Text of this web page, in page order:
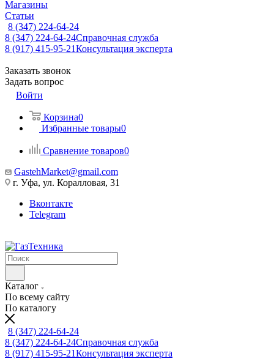
Магазины
Статьи
8 (347) 224-64-24
8 (347) 224-64-24Справочная служба
8 (917) 415-95-21Консультация эксперта
Заказать звонок
Задать вопрос
Войти
Корзина0
Избранные товары0
Сравнение товаров0
GastehMarket@gmail.com
г. Уфа, ул. Коралловая, 31
Вконтакте
Telegram
Каталог
По всему сайту
По каталогу
8 (347) 224-64-24
8 (347) 224-64-24Справочная служба
8 (917) 415-95-21Консультация эксперта